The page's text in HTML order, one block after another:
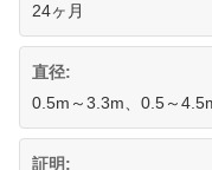
24ヶ月
直径:
0.5m～3.3m、0.5～
証明: